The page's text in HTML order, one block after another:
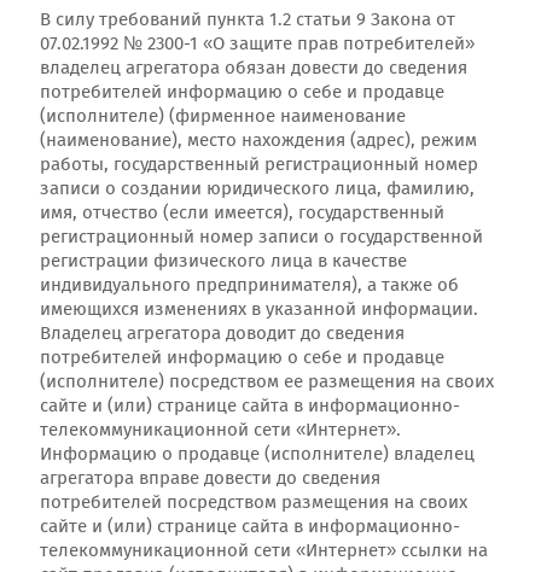
В силу требований пункта 1.2 статьи 9 Закона от
07.02.1992 № 2300-1 «О защите прав потребителей»
владелец агрегатора обязан довести до сведения
потребителей информацию о себе и продавце
(исполнителе) (фирменное наименование
(наименование), место нахождения (адрес), режим
работы, государственный регистрационный номер
записи о создании юридического лица, фамилию,
имя, отчество (если имеется), государственный
регистрационный номер записи о государственной
регистрации физического лица в качестве
индивидуального предпринимателя), а также об
имеющихся изменениях в указанной информации.
Владелец агрегатора доводит до сведения
потребителей информацию о себе и продавце
(исполнителе) посредством ее размещения на своих
сайте и (или) странице сайта в информационно-
телекоммуникационной сети «Интернет».
Информацию о продавце (исполнителе) владелец
агрегатора вправе довести до сведения
потребителей посредством размещения на своих
сайте и (или) странице сайта в информационно-
телекоммуникационной сети «Интернет» ссылки на